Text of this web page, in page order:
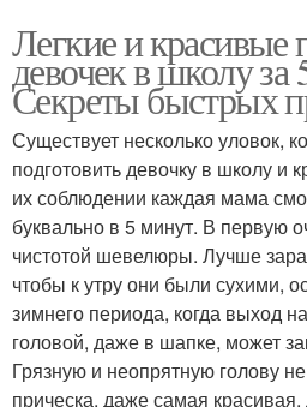
Легкие и красивые
девочек в школу за
Секреты быстрых
Существует несколько уловок,
подготовить девочку в школу и
их соблюдении каждая мама
буквально в 5 минут. В первую
чистотой шевелюры. Лучше
чтобы к утру они были сухими,
зимнего периода, когда выход
головой, даже в шапке, может
Грязную и неопрятную голову
прическа, даже самая